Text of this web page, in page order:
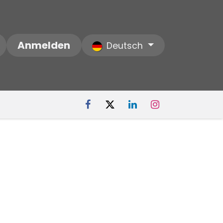
uns Notre Société
Anmelden Deutsch